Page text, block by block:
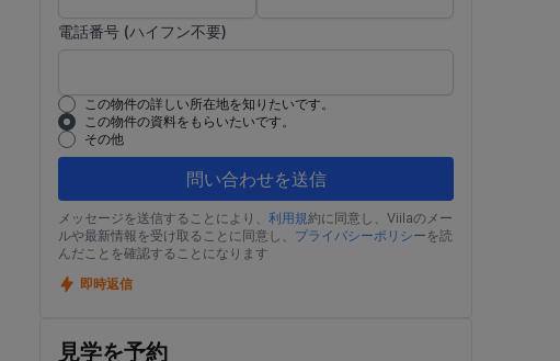
電話番号 (ハイフン不要)
この物件の詳しい所在地を知りたいです。
この物件の資料をもらいたいです。
その他
問い合わせを送信
メッセージを送信することにより、利用規約に同意し、Viilaのメー
ルや最新情報を受け取ることに同意し、 プライバシーポリシーを読
んだことを確認することになります
即時返信
見学を予約